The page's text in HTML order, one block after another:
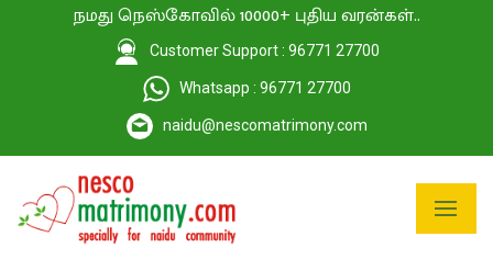
நமது நெஸ்கோவில் 10000+ புதிய வரன்கள்..
Customer Support : 96771 27700
Whatsapp : 96771 27700
naidu@nescomatrimony.com